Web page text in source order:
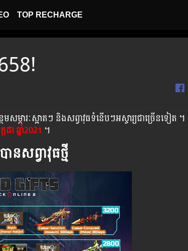
TOP RECHARGE
មសម្ភារៈស្អាតៗ និងសព្វាវុធទំនើបៗអស្ចារ្យជាច្រើនទៀត ។
ដា ឆ្នាំ2021 ។
សព្វាវុធថ្មី